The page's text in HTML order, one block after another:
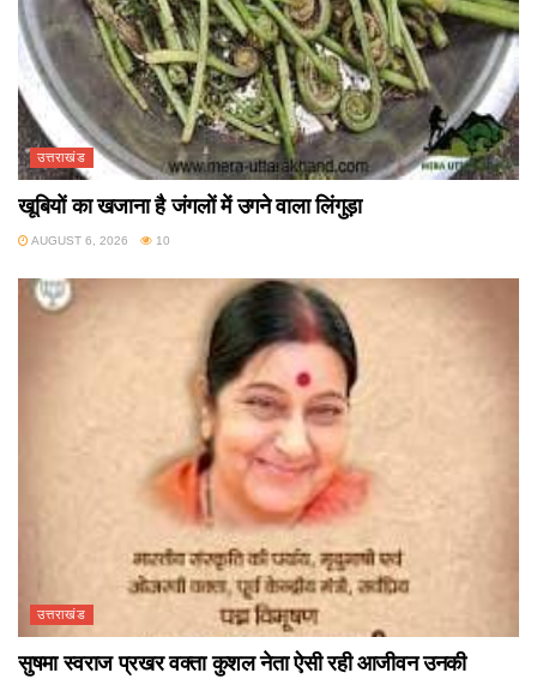
उत्तराखंड
खूबियों का खजाना है जंगलों में उगने वाला लिंगुड़ा
AUGUST 6, 2026 10
उत्तराखंड
सुषमा स्वराज प्रखर वक्ता कुशल नेता ऐसी रही आजीवन उनकी